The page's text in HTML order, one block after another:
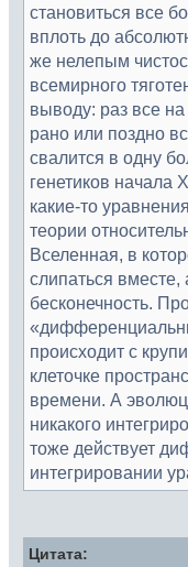
становиться все
вплоть до
же нелепым
всемирного
выводу: раз все на
рано или поздно
свалится в одну
генетиков начала
какие-то
теории
Вселенная, в
слипаться вместе,
бесконечность.
происходит с
клеточке
времени. А
никакого
тоже действует
интегрировании
Цитата: